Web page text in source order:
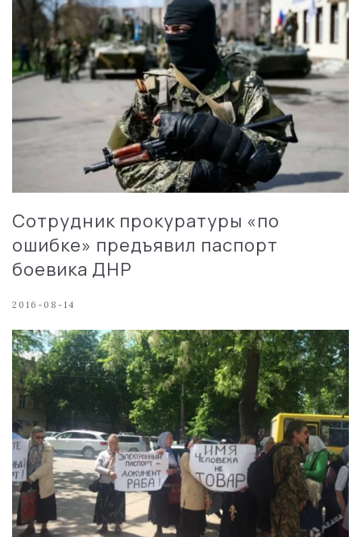
Сотрудник прокуратуры «по
ошибке» предъявил паспорт
боевика ДНР
2016-08-14